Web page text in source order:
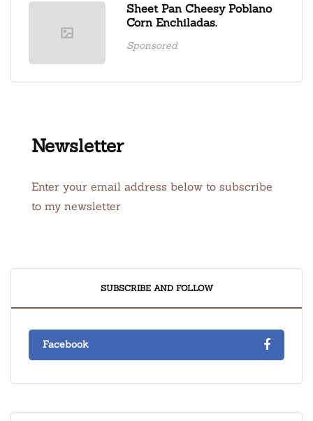
Sheet Pan Cheesy Poblano
Corn Enchiladas.
Sponsored
Newsletter
Enter your email address below to subscribe
to my newsletter
SUBSCRIBE AND FOLLOW
Facebook